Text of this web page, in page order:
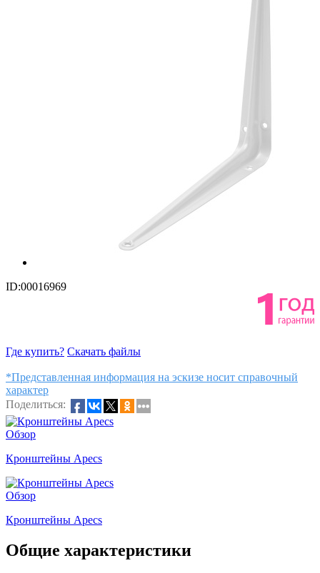
ID:00016969
Где купить? Скачать файлы
*Представленная информация на эскизе носит справочный
характер
Поделиться:
Обзор
Кронштейны Apecs
Обзор
Кронштейны Apecs
Общие характеристики